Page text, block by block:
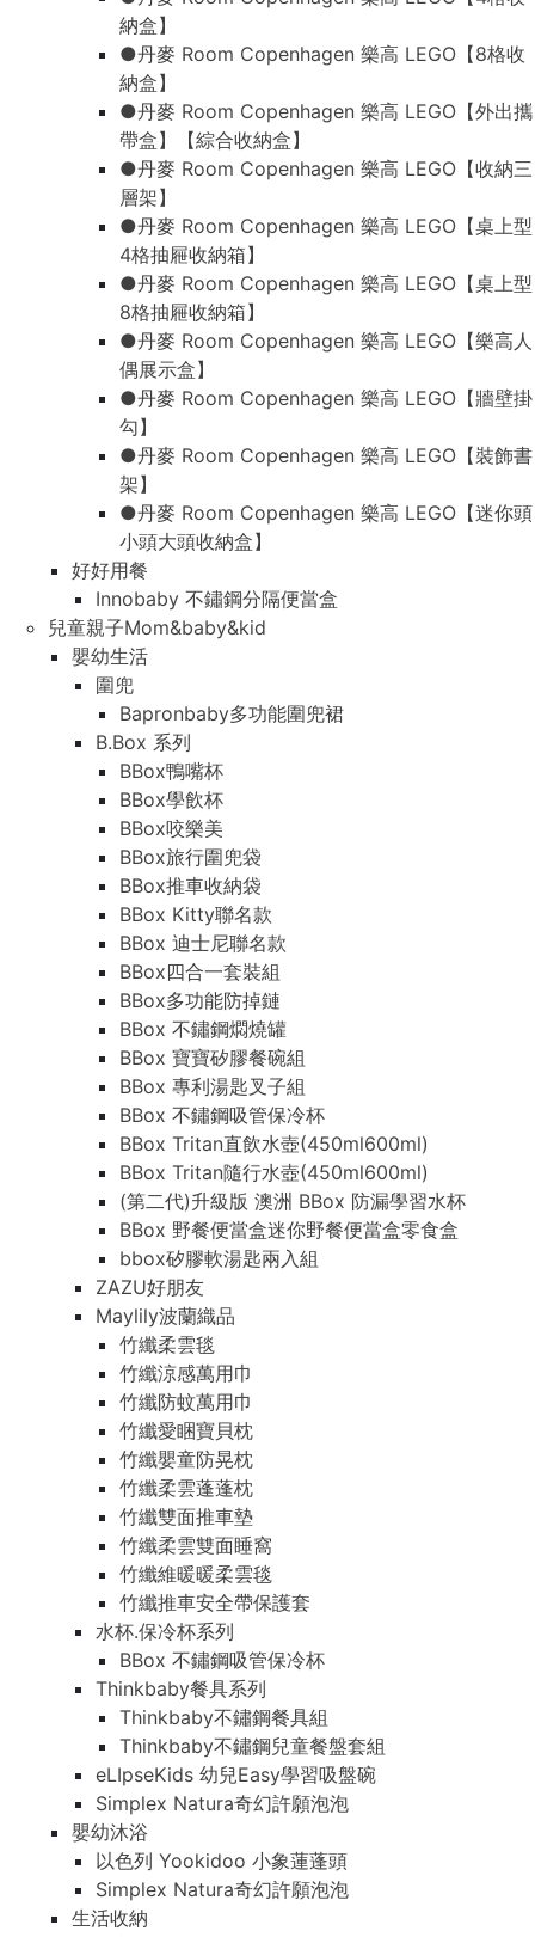
納盒】
●丹麥 Room Copenhagen 樂高 LEGO【8格收
納盒】
●丹麥 Room Copenhagen 樂高 LEGO【外出攜
帶盒】【綜合收納盒】
●丹麥 Room Copenhagen 樂高 LEGO【收納三
層架】
●丹麥 Room Copenhagen 樂高 LEGO【桌上型
4格抽屜收納箱】
●丹麥 Room Copenhagen 樂高 LEGO【桌上型
8格抽屜收納箱】
●丹麥 Room Copenhagen 樂高 LEGO【樂高人
偶展示盒】
●丹麥 Room Copenhagen 樂高 LEGO【牆壁掛
勾】
●丹麥 Room Copenhagen 樂高 LEGO【裝飾書
架】
●丹麥 Room Copenhagen 樂高 LEGO【迷你頭
小頭大頭收納盒】
好好用餐
Innobaby 不鏽鋼分隔便當盒
兒童親子Mom&baby&kid
嬰幼生活
圍兜
Bapronbaby多功能圍兜裙
B.Box 系列
BBox鴨嘴杯
BBox學飲杯
BBox咬樂美
BBox旅行圍兜袋
BBox推車收納袋
BBox Kitty聯名款
BBox 迪士尼聯名款
BBox四合一套裝組
BBox多功能防掉鏈
BBox 不鏽鋼燜燒罐
BBox 寶寶矽膠餐碗組
BBox 專利湯匙叉子組
BBox 不鏽鋼吸管保冷杯
BBox Tritan直飲水壺(450ml600ml)
BBox Tritan隨行水壺(450ml600ml)
(第二代)升級版 澳洲 BBox 防漏學習水杯
BBox 野餐便當盒迷你野餐便當盒零食盒
bbox矽膠軟湯匙兩入組
ZAZU好朋友
Maylily波蘭織品
竹纖柔雲毯
竹纖涼感萬用巾
竹纖防蚊萬用巾
竹纖愛睏寶貝枕
竹纖嬰童防晃枕
竹纖柔雲蓬蓬枕
竹纖雙面推車墊
竹纖柔雲雙面睡窩
竹纖維暖暖柔雲毯
竹纖推車安全帶保護套
水杯.保冷杯系列
BBox 不鏽鋼吸管保冷杯
Thinkbaby餐具系列
Thinkbaby不鏽鋼餐具組
Thinkbaby不鏽鋼兒童餐盤套組
eLIpseKids 幼兒Easy學習吸盤碗
Simplex Natura奇幻許願泡泡
嬰幼沐浴
以色列 Yookidoo 小象蓮蓬頭
Simplex Natura奇幻許願泡泡
生活收納